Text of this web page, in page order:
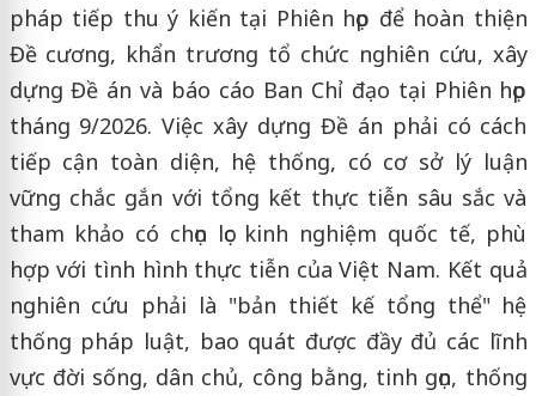
pháp tiếp thu ý kiến tại Phiên họp để hoàn thiện
Đề cương, khẩn trương tổ chức nghiên cứu, xây
dựng Đề án và báo cáo Ban Chỉ đạo tại Phiên họp
tháng 9/2026. Việc xây dựng Đề án phải có cách
tiếp cận toàn diện, hệ thống, có cơ sở lý luận
vững chắc gắn với tổng kết thực tiễn sâu sắc và
tham khảo có chọn lọc kinh nghiệm quốc tế, phù
hợp với tình hình thực tiễn của Việt Nam. Kết quả
nghiên cứu phải là "bản thiết kế tổng thể" hệ
thống pháp luật, bao quát được đầy đủ các lĩnh
vực đời sống, dân chủ, công bằng, tinh gọn, thống